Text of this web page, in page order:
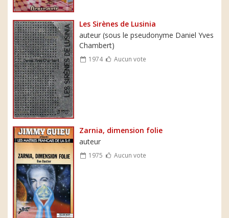
Les Sirènes de Lusinia
auteur (sous le pseudonyme Daniel Yves
Chambert)
1974 Aucun vote
Zarnia, dimension folie
auteur
1975 Aucun vote